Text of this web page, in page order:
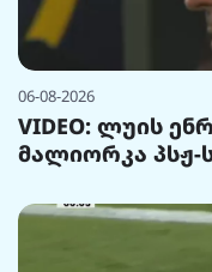
06-08-2026
VIDEO: ლუის
მალიორკა პსჟ-